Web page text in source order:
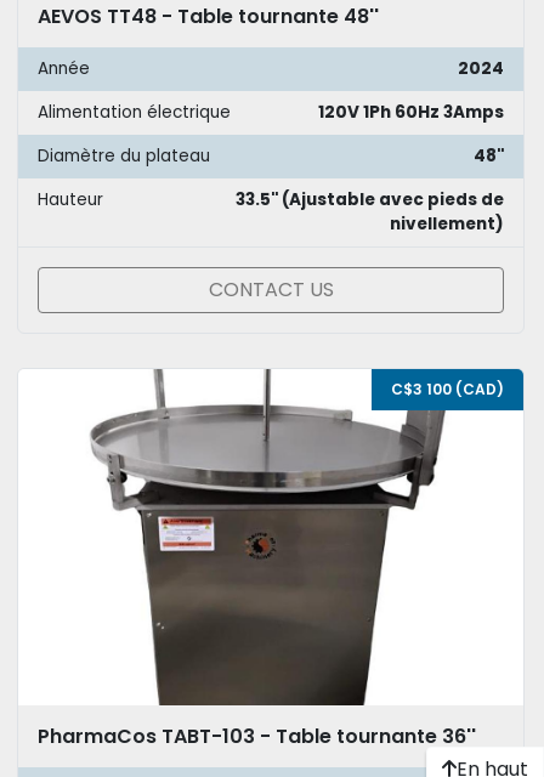
AEVOS TT48 - Table tournante 48''
Année
2024
Alimentation électrique
120V 1Ph 60Hz 3Amps
Diamètre du plateau
48''
Hauteur
33.5'' (Ajustable avec pieds de
nivellement)
CONTACT US
C$3 100 (CAD)
PharmaCos TABT-103 - Table tournante 36''
En haut